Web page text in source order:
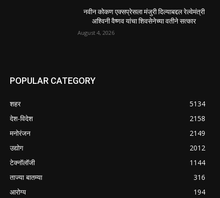
नवीन कोकण एक्सप्रेसला मंजुरी दिल्याबद्दल रेल्वेमंत्री
अश्विनी वैष्णव यांचा शिवसेनेच्या वतीने सत्कार
August 4, 2026
POPULAR CATEGORY
शहर
5134
देश-विदेश
2158
मनोरंजन
2149
उद्योग
2012
टेक्नॉलॉजी
1144
ताज्या बातम्या
316
आरोग्य
194